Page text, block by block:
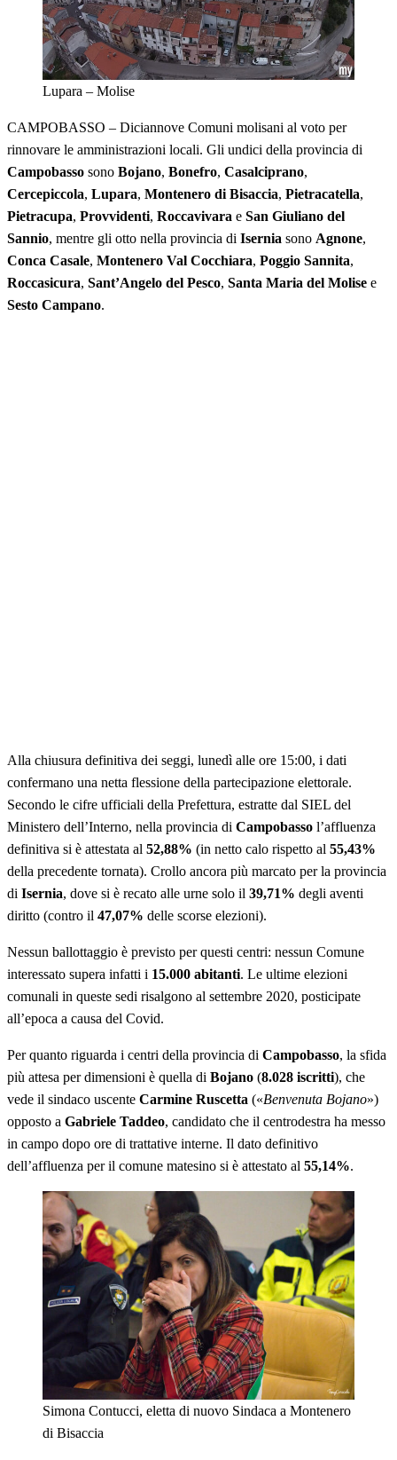
Lupara – Molise
CAMPOBASSO – Diciannove Comuni molisani al voto per
rinnovare le amministrazioni locali. Gli undici della provincia di
Campobasso sono Bojano, Bonefro, Casalciprano,
Cercepiccola, Lupara, Montenero di Bisaccia, Pietracatella,
Pietracupa, Provvidenti, Roccavivara e San Giuliano del
Sannio, mentre gli otto nella provincia di Isernia sono Agnone,
Conca Casale, Montenero Val Cocchiara, Poggio Sannita,
Roccasicura, Sant’Angelo del Pesco, Santa Maria del Molise e
Sesto Campano.
Alla chiusura definitiva dei seggi, lunedì alle ore 15:00, i dati
confermano una netta flessione della partecipazione elettorale.
Secondo le cifre ufficiali della Prefettura, estratte dal SIEL del
Ministero dell’Interno, nella provincia di Campobasso l’affluenza
definitiva si è attestata al 52,88% (in netto calo rispetto al 55,43%
della precedente tornata). Crollo ancora più marcato per la provincia
di Isernia, dove si è recato alle urne solo il 39,71% degli aventi
diritto (contro il 47,07% delle scorse elezioni).
Nessun ballottaggio è previsto per questi centri: nessun Comune
interessato supera infatti i 15.000 abitanti. Le ultime elezioni
comunali in queste sedi risalgono al settembre 2020, posticipate
all’epoca a causa del Covid.
Per quanto riguarda i centri della provincia di Campobasso, la sfida
più attesa per dimensioni è quella di Bojano (8.028 iscritti), che
vede il sindaco uscente Carmine Ruscetta («Benvenuta Bojano»)
opposto a Gabriele Taddeo, candidato che il centrodestra ha messo
in campo dopo ore di trattative interne. Il dato definitivo
dell’affluenza per il comune matesino si è attestato al 55,14%.
Simona Contucci, eletta di nuovo Sindaca a Montenero
di Bisaccia